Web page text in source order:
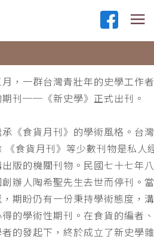
，一群台灣青壯年的史學工作
期刊──《新史學》正式出刊。
承《食貨月刊》的學術風格。台
《食貨月刊》等少數刊物是私人
版的機關刊物。民國七十七年
創辦人陶希聖先生去世而停刊。
期盼仍有一份秉持學術態度，
的學術性期刊。在食貨的編者
的發起下，終於成立了新史學